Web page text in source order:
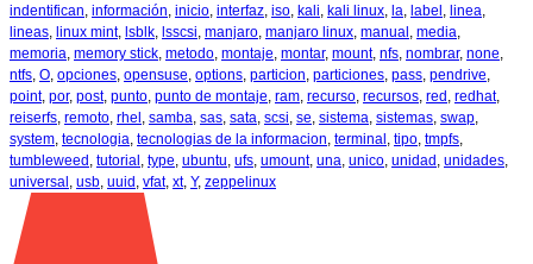
indentifican, información, inicio, interfaz, iso, kali, kali linux, la, label , linea,
lineas, linux mint, lsblk, lsscsi, manjaro, manjaro linux, manual , media,
memoria, memory stick, metodo, montaje, montar, mount, nfs, nombrar, none,
ntfs, O, opciones, opensuse, options, particion, particiones, pass, pendrive,
point, por, post, punto, punto de montaje, ram, recurso, recursos, red , redhat,
reiserfs, remoto, rhel , samba, sas, sata, scsi, se, sistema, sistemas, swap,
system, tecnologia, tecnologias de la informacion, terminal , tipo, tmpfs,
tumbleweed , tutorial , type, ubuntu, ufs, umount, una, unico, unidad , unidades,
universal , usb, uuid , vfat, xt, Y, zeppelinux